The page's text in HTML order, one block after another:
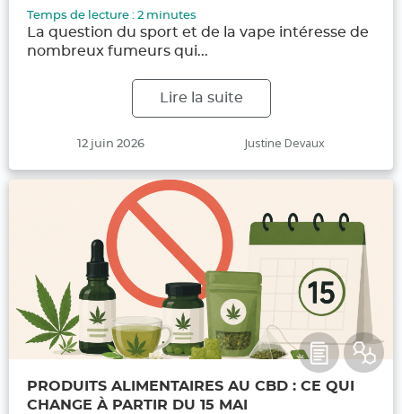
Temps de lecture : 2 minutes
La question du sport et de la vape intéresse de
nombreux fumeurs qui...
Lire la suite
Publié
12 juin 2026 Auteur
Justine Devaux
PRODUITS ALIMENTAIRES AU CBD : CE QUI
CHANGE À PARTIR DU 15 MAI